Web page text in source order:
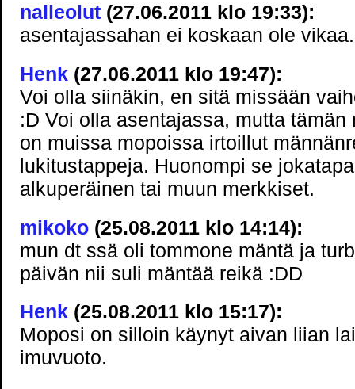
nalleolut(27.06.2011 klo 19:33):
asentajassahan ei koskaan ole
Henk(27.06.2011 klo 19:47):
Voi olla siinäkin, en sitä missään
:D Voi olla asentajassa, mutta
on muissa mopoissa irtoillut
lukitustappeja. Huonompi se
alkuperäinen tai muun merkkiset.
mikoko(25.08.2011 klo 14:14):
mun dt ssä oli tommone mäntä ja
päivän nii suli mäntää reikä :DD
Henk(25.08.2011 klo 15:17):
Moposi on silloin käynyt aivan liian
imuvuoto.